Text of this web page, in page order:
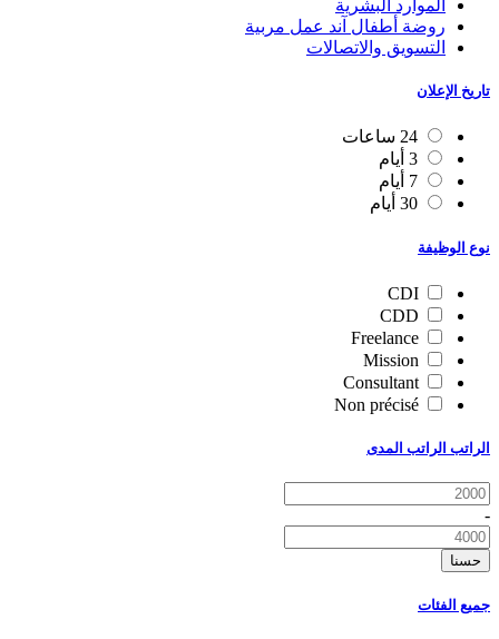
الموارد البشرية
روضة أطفال آند عمل مربية
التسويق والاتصالات
تاريخ الإعلان
24 ساعات
3 أيام
7 أيام
30 أيام
نوع الوظيفة
CDI
CDD
Freelance
Mission
Consultant
Non précisé
الراتب الراتب المدى
-
حسنا
جميع الفئات